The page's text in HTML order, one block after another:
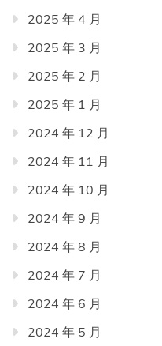
2025 年 4 月
2025 年 3 月
2025 年 2 月
2025 年 1 月
2024 年 12 月
2024 年 11 月
2024 年 10 月
2024 年 9 月
2024 年 8 月
2024 年 7 月
2024 年 6 月
2024 年 5 月